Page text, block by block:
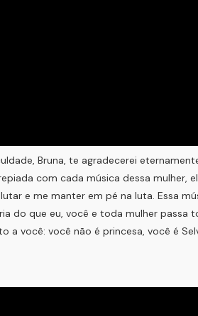
Bruna, te agradecerei
com cada música dessa mulher,
e me manter em pé na luta. Essa
do que eu, você e toda mulher passa
a você: você não é princesa, você é